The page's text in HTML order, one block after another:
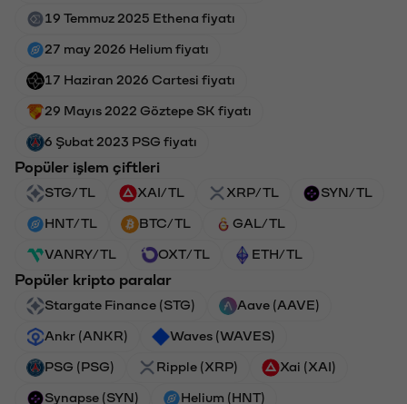
19 Temmuz 2025 Ethena fiyatı
27 may 2026 Helium fiyatı
17 Haziran 2026 Cartesi fiyatı
29 Mayıs 2022 Göztepe SK fiyatı
6 Şubat 2023 PSG fiyatı
Popüler işlem çiftleri
STG/TL XAI/TL XRP/TL SYN/TL
HNT/TL BTC/TL GAL/TL
VANRY/TL OXT/TL ETH/TL
Popüler kripto paralar
Stargate Finance (STG) Aave (AAVE)
Ankr (ANKR) Waves (WAVES)
PSG (PSG) Ripple (XRP) Xai (XAI)
Synapse (SYN) Helium (HNT)